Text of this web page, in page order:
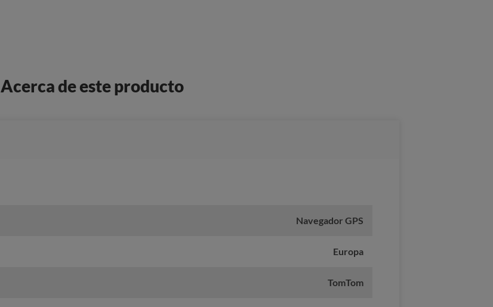
Acerca de este producto
Navegador GPS
Europa
TomTom